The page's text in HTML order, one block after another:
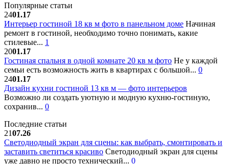
Популярные статьи
2401.17
Интерьер гостиной 18 кв м фото в панельном доме Начиная
ремонт в гостиной, необходимо точно понимать, какие
стилевые... 1
2001.17
Гостиная спальня в одной комнате 20 кв м фото Не у каждой
семьи есть возможность жить в квартирах с большой... 0
2401.17
Дизайн кухни гостиной 13 кв м — фото интерьеров
Возможно ли создать уютную и модную кухню-гостиную,
сохранив... 0
Последние статьи
2107.26
Светодиодный экран для сцены: как выбрать, смонтировать и
заставить светиться красиво Светодиодный экран для сцены
уже давно не просто технический... 0